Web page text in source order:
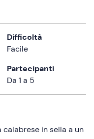
Difficoltà
Facile
Partecipanti
Da 1 a 5
in sella a un